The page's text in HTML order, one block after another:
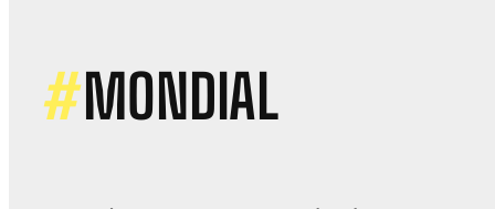
#MONDIAL